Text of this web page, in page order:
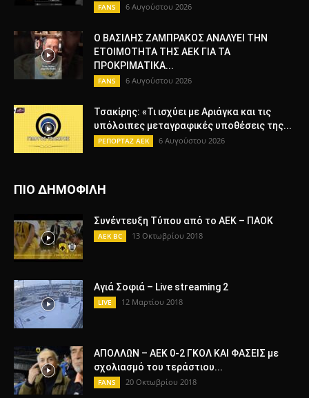
FANS 6 Αυγούστου 2026
Ο ΒΑΣΙΛΗΣ ΖΑΜΠΡΑΚΟΣ ΑΝΑΛΥΕΙ ΤΗΝ
ΕΤΟΙΜΟΤΗΤΑ ΤΗΣ ΑΕΚ ΓΙΑ ΤΑ
ΠΡΟΚΡΙΜΑΤΙΚΑ...
FANS 6 Αυγούστου 2026
Τσακίρης: «Τι ισχύει με Αριάγκα και τις
υπόλοιπες μεταγραφικές υποθέσεις της...
ΡΕΠΟΡΤΑΖ ΑΕΚ 6 Αυγούστου 2026
ΠΙΟ ΔΗΜΟΦΙΛΗ
Συνέντευξη Τύπου από το ΑΕΚ – ΠΑΟΚ
AEK BC 13 Οκτωβρίου 2018
Αγιά Σοφιά – Live streaming 2
LIVE 12 Μαρτίου 2018
ΑΠΟΛΛΩΝ – ΑΕΚ 0-2 ΓΚΟΛ ΚΑΙ ΦΑΣΕΙΣ με
σχολιασμό του τεράστιου...
FANS 20 Οκτωβρίου 2018